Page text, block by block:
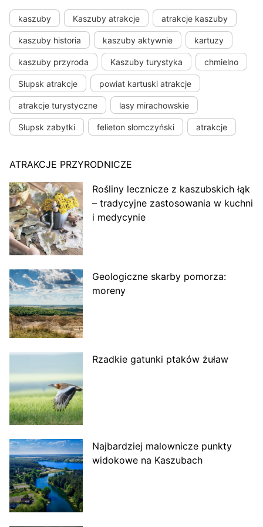
kaszuby Kaszuby atrakcje atrakcje kaszuby
kaszuby historia kaszuby aktywnie kartuzy
kaszuby przyroda Kaszuby turystyka chmielno
Słupsk atrakcje powiat kartuski atrakcje
atrakcje turystyczne lasy mirachowskie
Słupsk zabytki felieton słomczyński atrakcje
ATRAKCJE PRZYRODNICZE
Rośliny lecznicze z kaszubskich łąk
– tradycyjne zastosowania w kuchni
i medycynie
Geologiczne skarby pomorza:
moreny
Rzadkie gatunki ptaków żuław
Najbardziej malownicze punkty
widokowe na Kaszubach